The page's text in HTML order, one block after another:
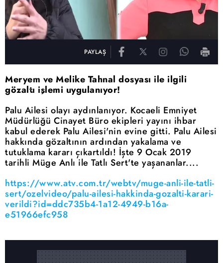
PAYLAŞ
Meryem ve Melike Tahnal dosyası ile ilgili
gözaltı işlemi uygulanıyor!
Palu Ailesi olayı aydınlanıyor. Kocaeli Emniyet
Müdürlüğü Cinayet Büro ekipleri yayını ihbar
kabul ederek Palu Ailesi'nin evine gitti. Palu Ailesi
hakkında gözaltının ardından yakalama ve
tutuklama kararı çıkartıldı! İşte 9 Ocak 2019
tarihli Müge Anlı ile Tatlı Sert'te yaşananlar....
https://www.atv.com.tr/webtv/muge-anli-ile-tatli-
sert/ozelvideo/palu-ailesi-hakkinda-gozalti-karari-
verildi?id=ddc735b4-1a12-4949-b16a-
e51966efc958